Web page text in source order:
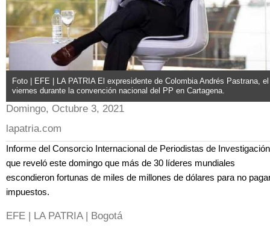
Foto | EFE | LA PATRIA El expresidente de Colombia Andrés Pastrana, el
viernes durante la convención nacional del PP en Cartagena.
Domingo, Octubre 3, 2021
lapatria.com
Informe del Consorcio Internacional de Periodistas de Investigación
que reveló este domingo que más de 30 líderes mundiales
escondieron fortunas de miles de millones de dólares para no
impuestos.
EFE | LA PATRIA | Bogotá